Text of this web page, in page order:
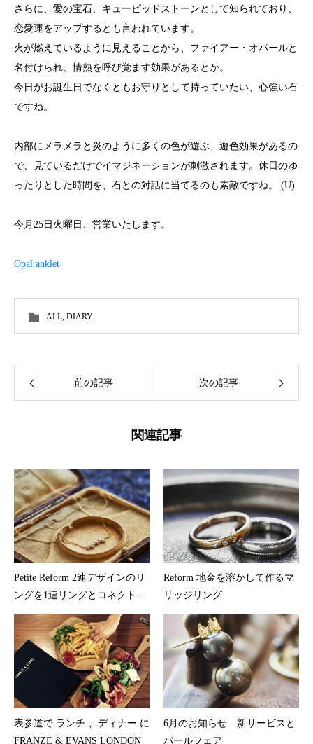
さらに、愛の宝石、キューピッドストーンとして知られており、
恋愛運をアップするとも言われています。
火が燃えているように見えることから、ファイアー・オパールと
名付けられ、情熱を呼び覚ます効果があるとか。
今日がお誕生日でなくともお守りとして持っていたい、心強い石
ですね。
内部にメラメラと炎のように多くの色が遊ぶ、遊色効果があるの
で、見ているだけでイマジネーションが刺激されます。休日のゆ
ったりとした時間を、石との対話に当てるのも素敵ですね。 (U)
今月25日火曜日、営業いたします。
Opal anklet
ALL, DIARY
前の記事 次の記事
関連記事
Petite Reform 2連デザインのリ
ングを1連リングとコネクトネ
ックレスへ
Reform 地金を溶かして作るマ
リッジリング
表参道で ランチ 、ディナー に
FRANZE & EVANS LONDON
6月のお知らせ 新サービスと
パールフェア